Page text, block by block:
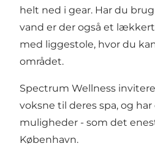
helt ned i gear. Har du
vand er der også et
med liggestole, hvor du
området.
Spectrum Wellness
voksne til deres spa, og har
muligheder - som det
København.